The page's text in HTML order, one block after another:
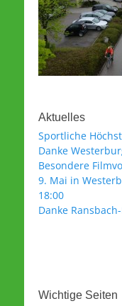
Aktuelles
Sportliche
Danke
Besondere
9. Mai in
18:00
Danke
Wichtige Seiten